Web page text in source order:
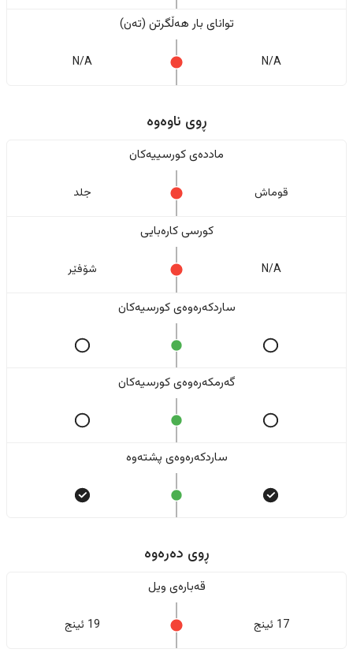
تواناى بار هەڵگرتن (تەن)
N/A
N/A
ڕوی ناوەوە
ماددەی کورسییەکان
قوماش جلد
کورسی کارەبایی
N/A شۆفێر
ساردکەرەوەی کورسیەکان
گەرمکەرەوەی کورسیەکان
ساردکەرەوەی پشتەوە
ڕوی دەرەوە
قەبارەی ویل
17 ئینج 19 ئینج